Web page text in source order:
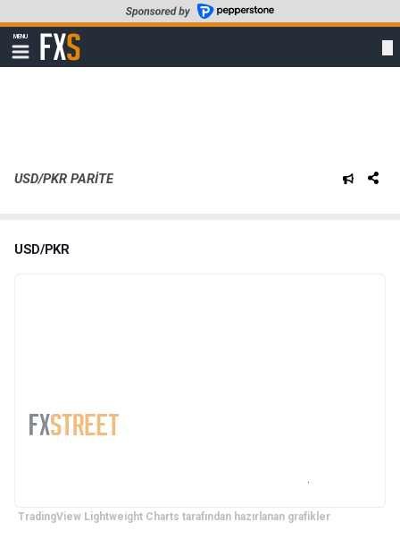
to
main
content
MENU
Show
navigation
FXStreet
USD/PKR PARITE
USD/PKR
TradingView Lightweight Charts tarafından hazırlanan grafikler